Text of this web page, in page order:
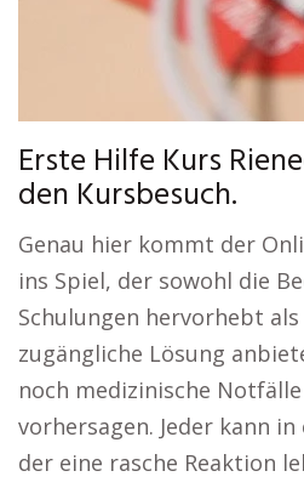
Erste Hilfe Kurs
den Kursbesuch.
Genau hier kommt der
ins Spiel, der sowohl die
Schulungen hervorhebt
zugängliche Lösung
noch medizinische
vorhersagen. Jeder kann
der eine rasche Reaktion